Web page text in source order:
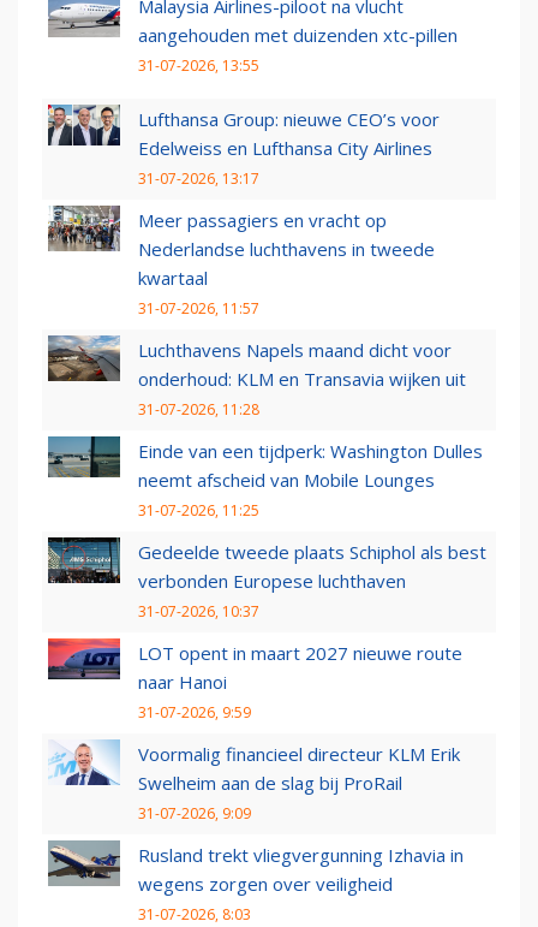
Malaysia Airlines-piloot na vlucht
aangehouden met duizenden xtc-pillen
31-07-2026, 13:55
Lufthansa Group: nieuwe CEO’s voor
Edelweiss en Lufthansa City Airlines
31-07-2026, 13:17
Meer passagiers en vracht op
Nederlandse luchthavens in tweede
kwartaal
31-07-2026, 11:57
Luchthavens Napels maand dicht voor
onderhoud: KLM en Transavia wijken uit
31-07-2026, 11:28
Einde van een tijdperk: Washington Dulles
neemt afscheid van Mobile Lounges
31-07-2026, 11:25
Gedeelde tweede plaats Schiphol als best
verbonden Europese luchthaven
31-07-2026, 10:37
LOT opent in maart 2027 nieuwe route
naar Hanoi
31-07-2026, 9:59
Voormalig financieel directeur KLM Erik
Swelheim aan de slag bij ProRail
31-07-2026, 9:09
Rusland trekt vliegvergunning Izhavia in
wegens zorgen over veiligheid
31-07-2026, 8:03